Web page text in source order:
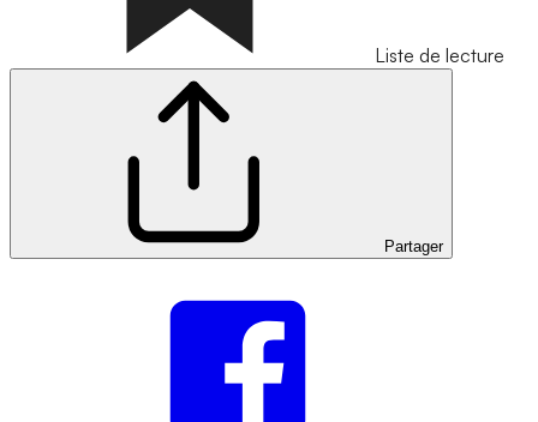
Liste de lecture
Partager